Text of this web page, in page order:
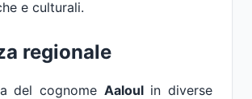
e culturali.
regionale
del cognome Aaloulin diverse